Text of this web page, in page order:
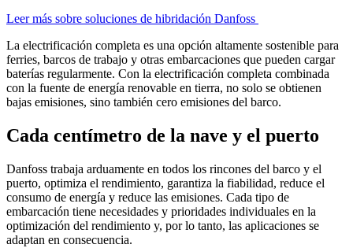
Leer más sobre soluciones de hibridación Danfoss
La electrificación completa es una opción altamente sostenible para
ferries, barcos de trabajo y otras embarcaciones que pueden cargar
baterías regularmente. Con la electrificación completa combinada
con la fuente de energía renovable en tierra, no solo se obtienen
bajas emisiones, sino también cero emisiones del barco.
Cada centímetro de la nave y el puerto
Danfoss trabaja arduamente en todos los rincones del barco y el
puerto, optimiza el rendimiento, garantiza la fiabilidad, reduce el
consumo de energía y reduce las emisiones. Cada tipo de
embarcación tiene necesidades y prioridades individuales en la
optimización del rendimiento y, por lo tanto, las aplicaciones se
adaptan en consecuencia.